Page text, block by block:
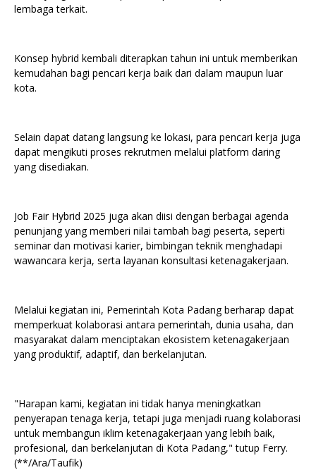
lembaga terkait.
Konsep hybrid kembali diterapkan tahun ini untuk memberikan
kemudahan bagi pencari kerja baik dari dalam maupun luar
kota.
Selain dapat datang langsung ke lokasi, para pencari kerja juga
dapat mengikuti proses rekrutmen melalui platform daring
yang disediakan.
Job Fair Hybrid 2025 juga akan diisi dengan berbagai agenda
penunjang yang memberi nilai tambah bagi peserta, seperti
seminar dan motivasi karier, bimbingan teknik menghadapi
wawancara kerja, serta layanan konsultasi ketenagakerjaan.
Melalui kegiatan ini, Pemerintah Kota Padang berharap dapat
memperkuat kolaborasi antara pemerintah, dunia usaha, dan
masyarakat dalam menciptakan ekosistem ketenagakerjaan
yang produktif, adaptif, dan berkelanjutan.
"Harapan kami, kegiatan ini tidak hanya meningkatkan
penyerapan tenaga kerja, tetapi juga menjadi ruang kolaborasi
untuk membangun iklim ketenagakerjaan yang lebih baik,
profesional, dan berkelanjutan di Kota Padang," tutup Ferry.
(**/Ara/Taufik)